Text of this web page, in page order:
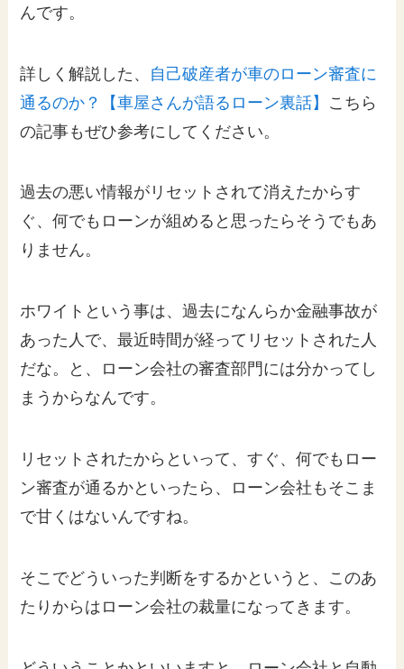
んです。
詳しく解説した、 自己破産者が車のローン審査に
通るのか？【車屋さんが語るローン裏話】 こちら
の記事もぜひ参考にしてください。
過去の悪い情報がリセットされて消えたからす
ぐ、何でもローンが組めると思ったらそうでもあ
りません。
ホワイトという事は、過去になんらか金融事故が
あった人で、最近時間が経ってリセットされた人
だな。と、ローン会社の審査部門には分かってし
まうからなんです。
リセットされたからといって、すぐ、何でもロー
ン審査が通るかといったら、ローン会社もそこま
で甘くはないんですね。
そこでどういった判断をするかというと、このあ
たりからはローン会社の裁量になってきます。